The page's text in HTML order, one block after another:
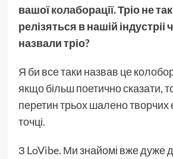
вашоїколаборації. Тріо не
релізяться в нашій індустріі
назвали тріо?
Я би все таки назвав це
якщо більш поетично сказати,
перетин трьох шалено творчих
точці.
З LoVibe. Ми знайомі вже дуже